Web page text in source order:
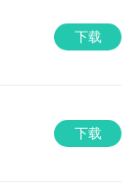
下载
下载